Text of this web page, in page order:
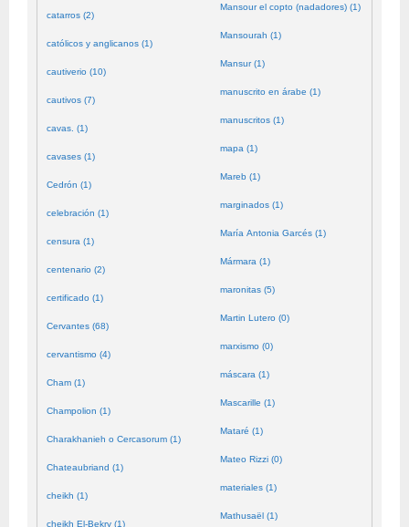
catarros (2)
católicos y anglicanos (1)
cautiverio (10)
cautivos (7)
cavas. (1)
cavases (1)
Cedrón (1)
celebración (1)
censura (1)
centenario (2)
certificado (1)
Cervantes (68)
cervantismo (4)
Cham (1)
Champolion (1)
Charakhanieh o Cercasorum (1)
Chateaubriand (1)
cheikh (1)
cheikh El-Bekry (1)
Mansour el copto (nadadores) (1)
Mansourah (1)
Mansur (1)
manuscrito en árabe (1)
manuscritos (1)
mapa (1)
Mareb (1)
marginados (1)
María Antonia Garcés (1)
Mármara (1)
maronitas (5)
Martin Lutero (0)
marxismo (0)
máscara (1)
Mascarille (1)
Mataré (1)
Mateo Rizzi (0)
materiales (1)
Mathusaël (1)